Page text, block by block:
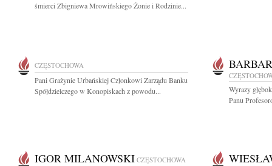
śmierci Zbigniewa Mrowińskiego Żonie i Rodzinie...
CZĘSTOCHOWA
Pani Grażynie Urbańskiej Członkowi Zarządu Banku
Spółdzielczego w Konopiskach z powodu...
Wyrazy
Panu
IGOR MILANOWSKI CZĘSTOCHOWA